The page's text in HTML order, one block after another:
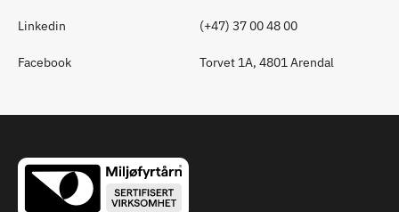
Linkedin
Facebook
(+47) 37 00 48 00
Torvet 1A, 4801 Arendal